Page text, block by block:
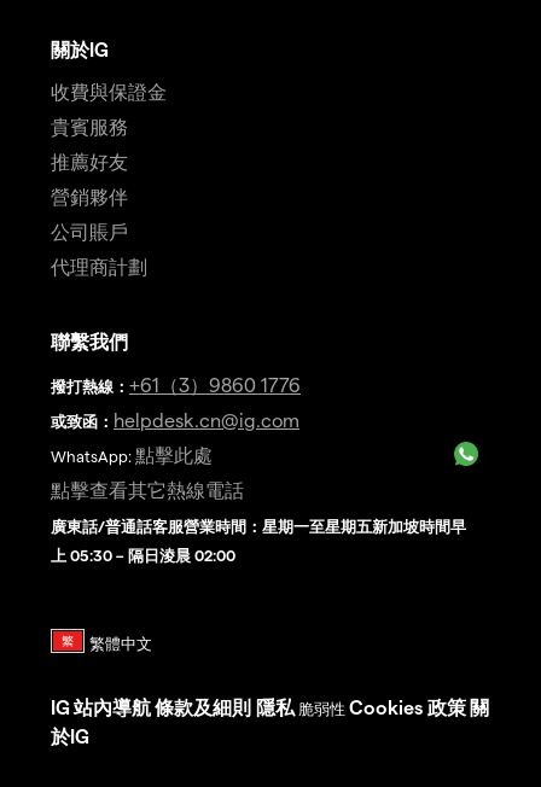
關於IG
收費與保證金
貴賓服務
推薦好友
營銷夥伴
公司賬戶
代理商計劃
聯繫我們
撥打熱線 ： +61（3）9860 1776
或致函： helpdesk.cn@ig.com
WhatsApp: 點擊此處
點擊查看其它熱線電話
廣東話/普通話客服營業時間：星期一至星期五新加坡時間早
上 05:30 – 隔日淩晨 02:00
IG 站內導航條款及細則 隱私 脆弱性 Cookies 政策 關
於IG